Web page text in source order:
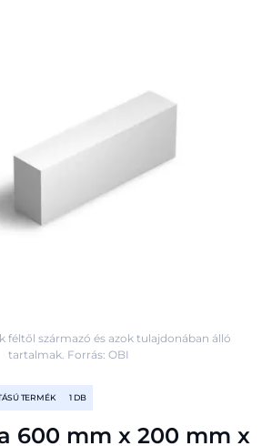
TERMÉK 1 DB
600 mm x 200 mm x
féltől származó és azok tulajdonában álló
tartalmak. Forrás: OBI